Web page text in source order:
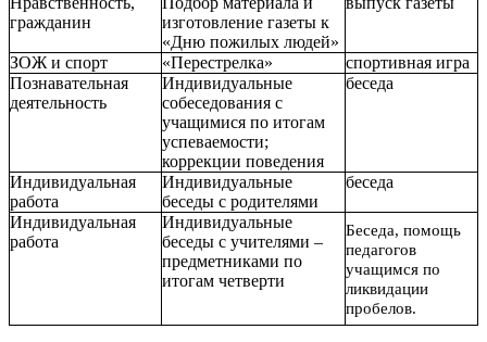
гражданин
изготовление газеты к
«Дню пожилых людей»
ЗОЖ и спорт «Перестрелка»
спортивная игра
Познавательная
деятельность
Индивидуальные
собеседования с
учащимися по итогам
успеваемости;
коррекции поведения
беседа
Индивидуальная
работа
Индивидуальные
беседы с родителями
беседа
Индивидуальная
работа
Индивидуальные
беседы с учителями –
предметниками по
итогам четверти
Беседа, помощь
педагогов
учащимся по
ликвидации
пробелов.